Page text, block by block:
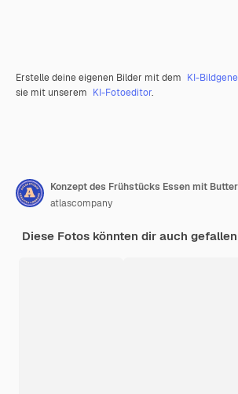
Erstelle deine eigenen Bilder mit dem KI-
sie mit unserem KI-Fotoeditor.
Konzept des Frühstücks Essen mit
atlascompany
Diese Fotos könnten dir auch gefallen